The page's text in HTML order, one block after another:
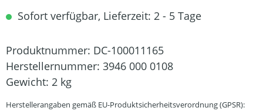
Sofort verfügbar, Lieferzeit: 2 - 5 Tage
Produktnummer: DC-100011165
Herstellernummer: 3946 000 0108
Gewicht: 2 kg
Herstellerangaben gemäß EU-Produktsicherheitsverordnung (GPSR):